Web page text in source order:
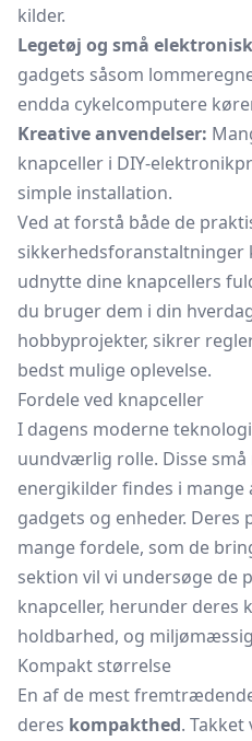
kilder.
Legetøj og små
gadgets såsom
endda cykelcomputere
Kreative anvendelser:
knapceller i DIY-
simple installation.
Ved at forstå både de
sikkerhedsforanstaltninger
udnytte dine knapcellers
du bruger dem i din
hobbyprojekter, sikrer
bedst mulige oplevelse.
Fordele ved knapceller
I dagens moderne
uundværlig rolle. Disse
energikilder findes i mange
gadgets og enheder. Deres
mange fordele, som de
sektion vil vi undersøge de
knapceller, herunder deres
holdbarhed, og
Kompakt størrelse
En af de mest
deres kompakthed.